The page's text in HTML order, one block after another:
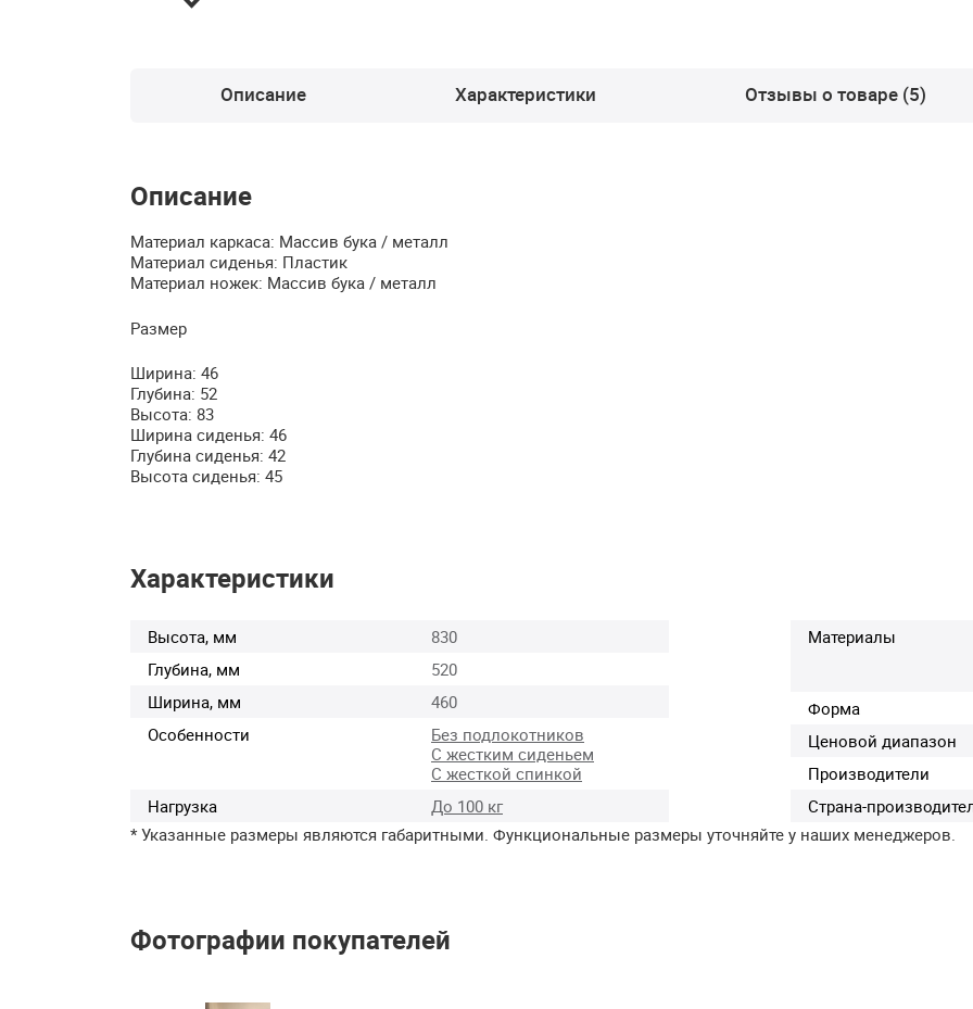
Описание Характеристики Отзывы о товаре (5)
Описание
Материал каркаса: Массив бука / металл
Материал сиденья: Пластик
Материал ножек: Массив бука / металл
Размер
Ширина: 46
Глубина: 52
Высота: 83
Ширина сиденья: 46
Глубина сиденья: 42
Высота сиденья: 45
Характеристики
Высота, мм
830
Глубина, мм
520
Ширина, мм
460
Особенности
Без подлокотников
С жестким сиденьем
С жесткой спинкой
Нагрузка
До 100 кг
Материалы
Форма
Ценовой диапазон
Производители
Страна-
* Указанные размеры являются габаритными. Функциональные размеры уточняйте у наших менеджеров.
Фотографии покупателей